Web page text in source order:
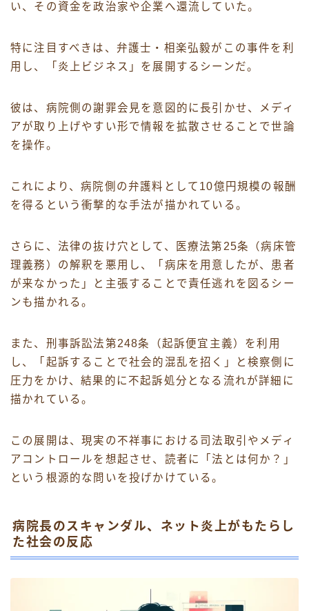
い、その資金を政治家や企業へ還流していた。
特に注目すべきは、弁護士・相楽弘毅がこの事件を利
用し、「炎上ビジネス」を展開するシーンだ。
彼は、病院側の謝罪会見を意図的に長引かせ、メディ
アが取り上げやすい形で情報を拡散させることで世論
を操作。
これにより、病院側の弁護料として10億円規模の報酬
を得るという衝撃的な手法が描かれている。
さらに、法律の抜け穴として、医療法第25条（病床管
理義務）の解釈を悪用し、「病床を用意したが、患者
が来なかった」と主張することで責任逃れを図るシー
ンも描かれる。
また、刑事訴訟法第248条（起訴便宜主義）を利用
し、「起訴することで社会的混乱を招く」と検察側に
圧力をかけ、結果的に不起訴処分となる流れが詳細に
描かれている。
この展開は、現実の不祥事における司法取引やメディ
アコントロールを想起させ、読者に「法とは何か？」
という根源的な問いを投げかけている。
病院長のスキャンダル、ネット炎上がもたらし
た社会の反応